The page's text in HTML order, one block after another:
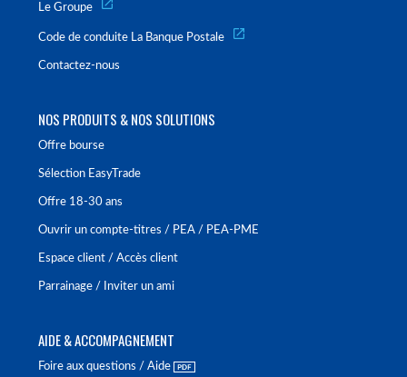
Le Groupe
Code de conduite La Banque Postale
Contactez-nous
NOS PRODUITS & NOS SOLUTIONS
Offre bourse
Sélection EasyTrade
Offre 18-30 ans
Ouvrir un compte-titres / PEA / PEA-PME
Espace client / Accès client
Parrainage / Inviter un ami
AIDE & ACCOMPAGNEMENT
Foire aux questions / Aide